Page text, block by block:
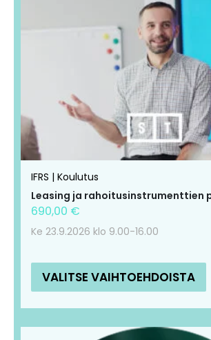
IFRS | Koulutus
Leasing ja rahoitusinstrumenttien
690,00 €
Ke 23.9.2026 klo 9.00-16.00
VALITSE VAIHTOEHDOISTA